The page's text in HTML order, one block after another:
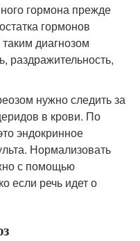
гормона прежде
гормонов
диагнозом
раздражительность,
нужно следить за
в крови. По
эндокринное
Нормализовать
с помощью
если речь идет о